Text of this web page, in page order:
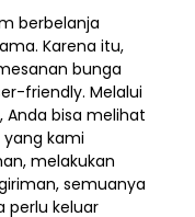
berbelanja
Karena itu,
bunga
friendly. Melalui
Anda bisa melihat
yang kami
melakukan
semuanya
perlu keluar